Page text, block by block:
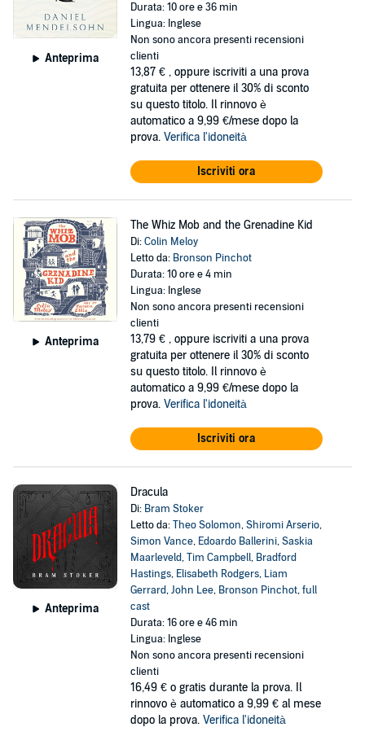
Anteprima
Durata: 10 ore e 36 min
Lingua: Inglese
Non sono ancora presenti recensioni
clienti
13,87 € , oppure iscriviti a una prova
gratuita per ottenere il 30% di sconto
su questo titolo. Il rinnovo è
automatico a 9,99 €/mese dopo la
prova. Verifica l'idoneità
Iscriviti ora
Anteprima
The Whiz Mob and the Grenadine Kid
Di:Colin Meloy
Letto da: Bronson Pinchot
Durata: 10 ore e 4 min
Lingua: Inglese
Non sono ancora presenti recensioni
clienti
13,79 € , oppure iscriviti a una prova
gratuita per ottenere il 30% di sconto
su questo titolo. Il rinnovo è
automatico a 9,99 €/mese dopo la
prova. Verifica l'idoneità
Iscriviti ora
Anteprima
Dracula
Di: Bram Stoker
Letto da:Theo Solomon,Shiromi Arserio,
Simon Vance, Edoardo Ballerini,Saskia
Maarleveld,Tim Campbell, Bradford
Hastings, Elisabeth Rodgers, Liam
Gerrard,John Lee, Bronson Pinchot,full
cast
Durata: 16 ore e 46 min
Lingua: Inglese
Non sono ancora presenti recensioni
clienti
16,49 € o gratis durante la prova. Il
rinnovo è automatico a 9,99 € al mese
dopo la prova. Verifica l'idoneità